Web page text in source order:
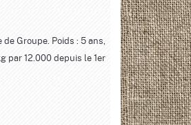
Groupe. Poids : 5 ans,
par 12.000 depuis le 1er